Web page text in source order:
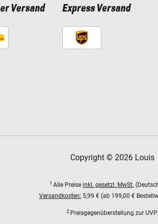
Versand Express Versand
Copyright © 2026 Louis
1 Alle Preise inkl. gesetzl. MwSt.
Versandkosten: 5,99 € (ab 199,00 €
2 Preisgegenüberstellung zur UVP.